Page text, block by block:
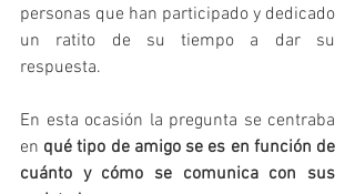
personas que han participado y dedicado
un ratito de su tiempo a dar su
respuesta.
En esta ocasión la pregunta se centraba
en qué tipo de amigo se es en función de
cuánto y cómo se comunica con sus